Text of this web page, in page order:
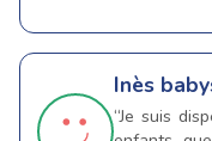
Inès
“Je suis